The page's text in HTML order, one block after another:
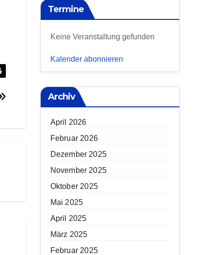
Termine
Keine Veranstaltung gefunden
Kalender abonnieren
Archiv
April 2026
Februar 2026
Dezember 2025
November 2025
Oktober 2025
Mai 2025
April 2025
März 2025
Februar 2025